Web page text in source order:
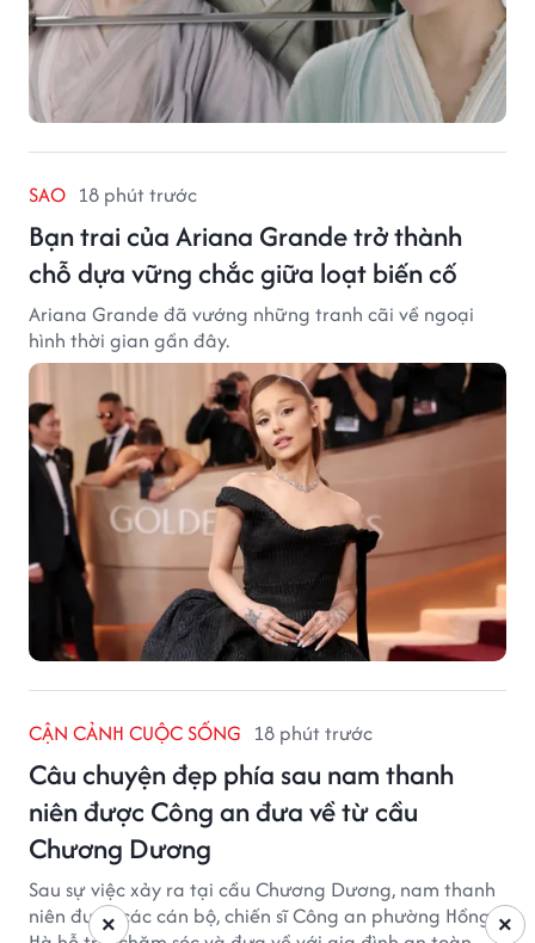
SAO 18 phút trước
Bạn trai của Ariana Grande trở thành
chỗ dựa vững chắc giữa loạt biến cố
Ariana Grande đã vướng những tranh cãi về ngoại
hình thời gian gần đây.
CẬN CẢNH CUỘC SỐNG 18 phút trước
Câu chuyện đẹp phía sau nam thanh
niên được Công an đưa về từ cầu
Chương Dương
Sau sự việc xảy ra tại cầu Chương Dương, nam thanh
niên được các cán bộ, chiến sĩ Công an phường Hồng ×
×